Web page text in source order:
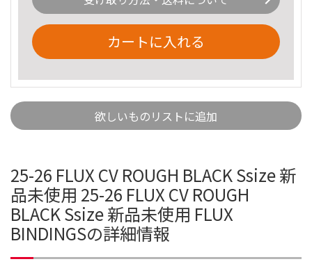
カートに入れる
欲しいものリストに追加
25-26 FLUX CV ROUGH BLACK Ssize 新
品未使用 25-26 FLUX CV ROUGH
BLACK Ssize 新品未使用 FLUX
BINDINGSの詳細情報